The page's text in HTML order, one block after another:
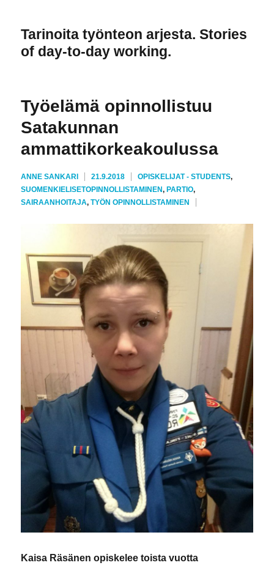
Tarinoita työnteon arjesta. Stories
of day-to-day working.
Työelämä opinnollistuu
Satakunnan
ammattikorkeakoulussa
KIRJOITTAJA
ANNE SANKARI JULKAISTU
21.9.2018 KATEGORIAT
OPISKELIJAT - STUDENTS,
SUOMENKIELISETAVAINSANAT
OPINNOLLISTAMINEN, PARTIO,
SAIRAANHOITAJA,TYÖN OPINNOLLISTAMINEN
Kaisa Räsänen opiskelee toista vuotta